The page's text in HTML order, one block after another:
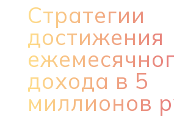
Стратегии
достижения
дохода в 5
миллионов